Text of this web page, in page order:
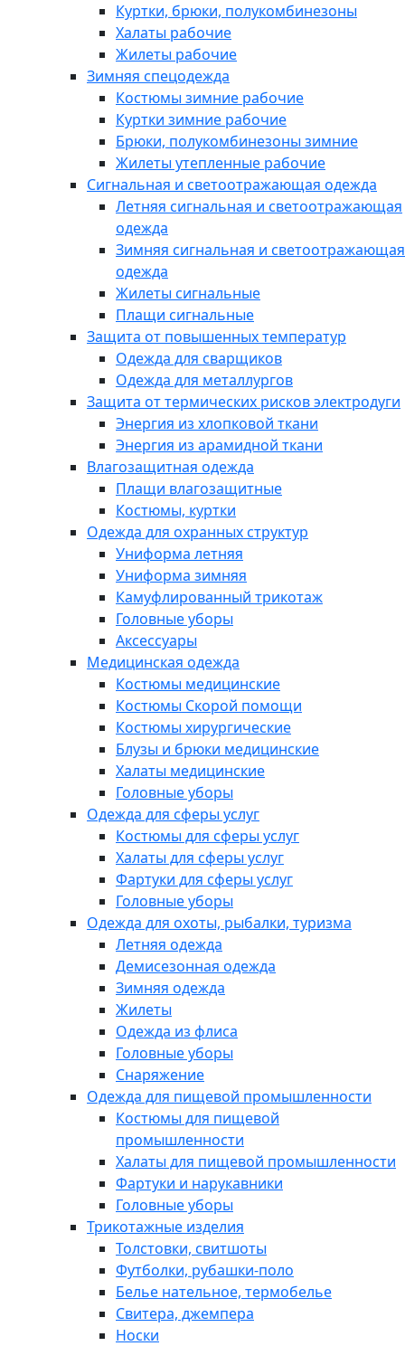
Куртки, брюки, полукомбинезоны
Халаты рабочие
Жилеты рабочие
Зимняя спецодежда
Костюмы зимние рабочие
Куртки зимние рабочие
Брюки, полукомбинезоны зимние
Жилеты утепленные рабочие
Сигнальная и светоотражающая одежда
Летняя сигнальная и светоотражающая
одежда
Зимняя сигнальная и светоотражающая
одежда
Жилеты сигнальные
Плащи сигнальные
Защита от повышенных температур
Одежда для сварщиков
Одежда для металлургов
Защита от термических рисков электродуги
Энергия из хлопковой ткани
Энергия из арамидной ткани
Влагозащитная одежда
Плащи влагозащитные
Костюмы, куртки
Одежда для охранных структур
Униформа летняя
Униформа зимняя
Камуфлированный трикотаж
Головные уборы
Аксессуары
Медицинская одежда
Костюмы медицинские
Костюмы Скорой помощи
Костюмы хирургические
Блузы и брюки медицинские
Халаты медицинские
Головные уборы
Одежда для сферы услуг
Костюмы для сферы услуг
Халаты для сферы услуг
Фартуки для сферы услуг
Головные уборы
Одежда для охоты, рыбалки, туризма
Летняя одежда
Демисезонная одежда
Зимняя одежда
Жилеты
Одежда из флиса
Головные уборы
Снаряжение
Одежда для пищевой промышленности
Костюмы для пищевой
промышленности
Халаты для пищевой промышленности
Фартуки и нарукавники
Головные уборы
Трикотажные изделия
Толстовки, свитшоты
Футболки, рубашки-поло
Белье нательное, термобелье
Свитера, джемпера
Носки